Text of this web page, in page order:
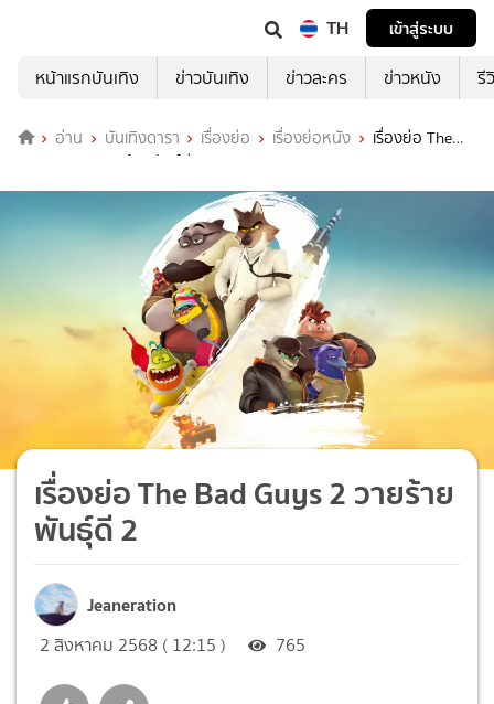
TH
เข้าสู่ระบบ
หน้าแรกบันเทิง
ข่าวบันเทิง ข่าวละคร ข่าวหนัง รี
อ่าน บันเทิงดารา เรื่องย่อ เรื่องย่อหนัง
เรื่องย่อ The
Bad Guys 2 วายร้ายพันธุ์ดี 2
เรื่องย่อ The Bad Guys 2 วายร้าย
พันธุ์ดี 2
Jeaneration
2 สิงหาคม 2568 ( 12:15 ) 765